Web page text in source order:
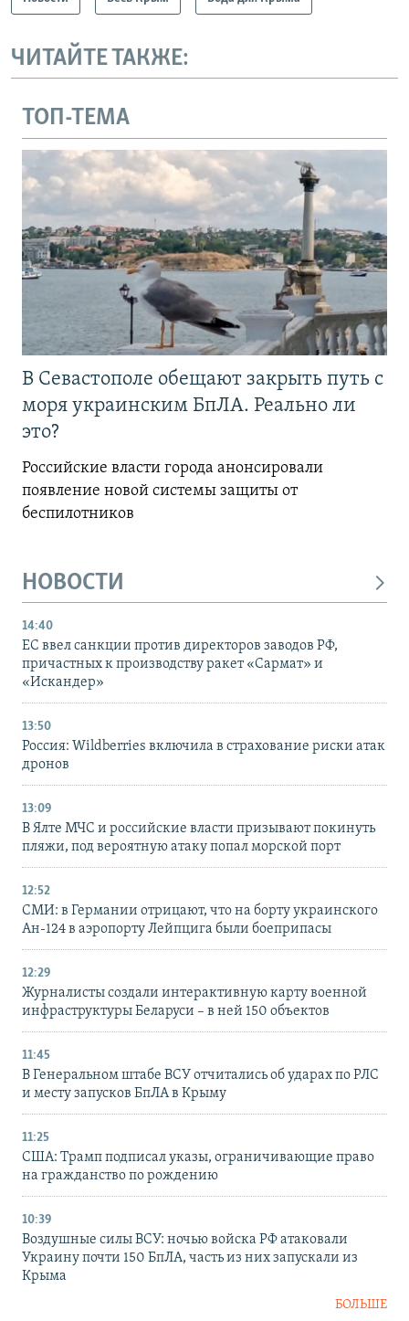
ЧИТАЙТЕ ТАКЖЕ:
ТОП-ТЕМА
В Севастополе обещают закрыть путь с
моря украинским БпЛА. Реально ли
это?
Российские власти города анонсировали
появление новой системы защиты от
беспилотников
НОВОСТИ
14:40
ЕС ввел санкции против директоров заводов РФ,
причастных к производству ракет «Сармат» и
«Искандер»
13:50
Россия: Wildberries включила в страхование риски атак
дронов
13:09
В Ялте МЧС и российские власти призывают покинуть
пляжи, под вероятную атаку попал морской порт
12:52
СМИ: в Германии отрицают, что на борту украинского
Ан-124 в аэропорту Лейпцига были боеприпасы
12:29
Журналисты создали интерактивную карту военной
инфраструктуры Беларуси – в ней 150 объектов
11:45
В Генеральном штабе ВСУ отчитались об ударах по РЛС
и месту запусков БпЛА в Крыму
11:25
США: Трамп подписал указы, ограничивающие право
на гражданство по рождению
10:39
Воздушные силы ВСУ: ночью войска РФ атаковали
Украину почти 150 БпЛА, часть из них запускали из
Крыма
БОЛЬШЕ